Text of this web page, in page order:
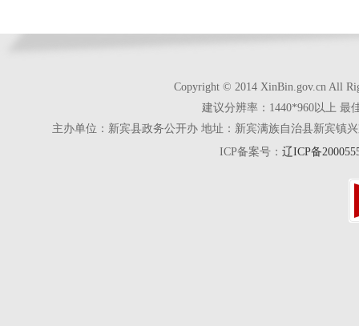
Copyright © 2014 XinBin.gov.cn All
建议分辨率：1440*960以上 最
主办单位：新宾县政务公开办 地址：新宾满族自治县新宾镇
ICP备案号： 辽ICP备